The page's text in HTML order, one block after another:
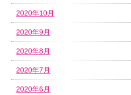
2020年10月
2020年9月
2020年8月
2020年7月
2020年6月